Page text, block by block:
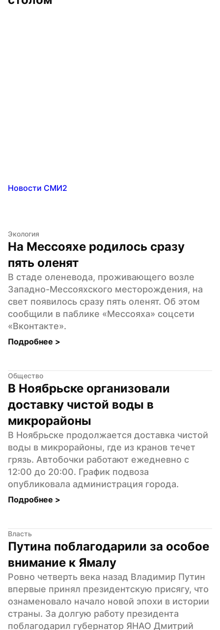
Новости СМИ2
Экология
На Мессояхе родилось сразу
пять оленят
В стаде оленевода, проживающего возле
Западно-Мессояхского месторождения, на
свет появилось сразу пять оленят. Об этом
сообщили в паблике «Мессояха» соцсети
«Вконтакте».
Подробнее >
Общество
В Ноябрьске организовали
доставку чистой воды в
микрорайоны
В Ноябрьске продолжается доставка чистой
воды в микрорайоны, где из кранов течет
грязь. Автобочки работают ежедневно с
12:00 до 20:00. График подвоза
опубликовала администрация города.
Подробнее >
Власть
Путина поблагодарили за особое
внимание к Ямалу
Ровно четверть века назад Владимир Путин
впервые принял президентскую присягу, что
ознаменовало начало новой эпохи в истории
страны. За долгую работу президента
поблагодарил губернатор ЯНАО Дмитрий